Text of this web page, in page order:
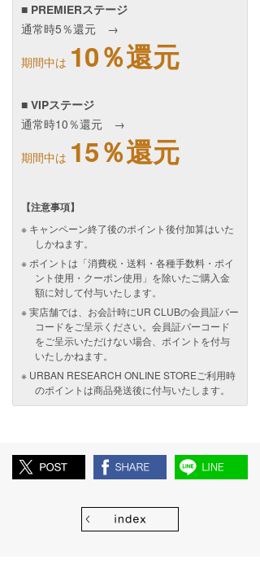
■ PREMIERステージ
通常時5％還元 →
期間中は 10％還元
■ VIPステージ
通常時10％還元 →
期間中は 15％還元
【注意事項】
キャンペーン終了後のポイント後付加算はいた
しかねます。
ポイントは「消費税・送料・各種手数料・ポイ
ント使用・クーポン使用」を除いたご購入金
額に対して付与いたします。
実店舗では、お会計時にUR CLUBの会員証バー
コードをご呈示ください。会員証バーコード
をご呈示いただけない場合、ポイントを付与
いたしかねます。
URBAN RESEARCH ONLINE STOREご利用時
のポイントは商品発送後に付与いたします。